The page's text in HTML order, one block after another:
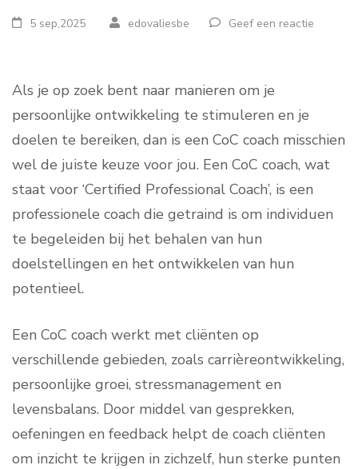
5 sep,2025 edovaliesbe Geef een reactie
Als je op zoek bent naar manieren om je
persoonlijke ontwikkeling te stimuleren en je
doelen te bereiken, dan is een CoC coach misschien
wel de juiste keuze voor jou. Een CoC coach, wat
staat voor ‘Certified Professional Coach’, is een
professionele coach die getraind is om individuen
te begeleiden bij het behalen van hun
doelstellingen en het ontwikkelen van hun
potentieel.
Een CoC coach werkt met cliënten op
verschillende gebieden, zoals carrièreontwikkeling,
persoonlijke groei, stressmanagement en
levensbalans. Door middel van gesprekken,
oefeningen en feedback helpt de coach cliënten
om inzicht te krijgen in zichzelf, hun sterke punten